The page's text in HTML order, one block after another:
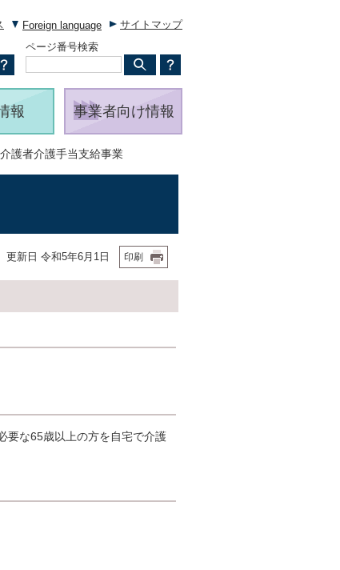
Foreign language
サイトマップ
ページ番号検索
報 事業者向け情報
護者介護手当支給事業
新日 令和5年6月1日 印刷
要な65歳以上の方を自宅で介護